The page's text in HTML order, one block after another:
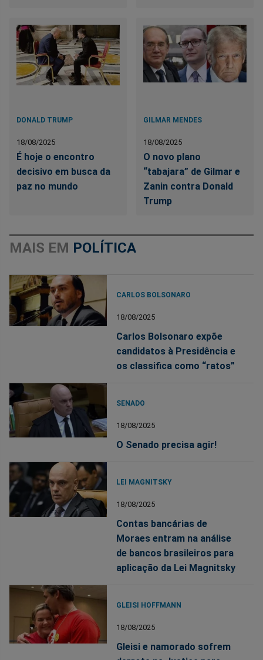
DONALD TRUMP
18/08/2025
É hoje o encontro
decisivo em busca da
paz no mundo
GILMAR MENDES
18/08/2025
O novo plano
“tabajara” de Gilmar e
Zanin contra Donald
Trump
MAIS EM POLÍTICA
CARLOS BOLSONARO
18/08/2025
Carlos Bolsonaro expõe
candidatos à Presidência e
os classifica como “ratos”
SENADO
18/08/2025
O Senado precisa agir!
LEI MAGNITSKY
18/08/2025
Contas bancárias de
Moraes entram na análise
de bancos brasileiros para
aplicação da Lei Magnitsky
GLEISI HOFFMANN
18/08/2025
Gleisi e namorado sofrem